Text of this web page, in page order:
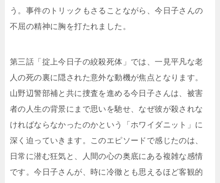
う。事件のトリックもさることながら、今日子さんの
不屈の精神に胸を打たれました。
第三話「掟上今日子の絞殺死体」では、一見平凡な老
人の死の裏に隠された意外な動機が焦点となります。
山野辺警部補と共に捜査を進める今日子さんは、被害
者の人生の背景にまで思いを馳せ、なぜ彼が殺されな
ければならなかったのかという「ホワイダニット」に
深く迫っていきます。このエピソードで感じたのは、
日常に潜む狂気と、人間の心の奥底にある複雑な感情
です。今日子さんが、時に冷徹とも思えるほど客観的